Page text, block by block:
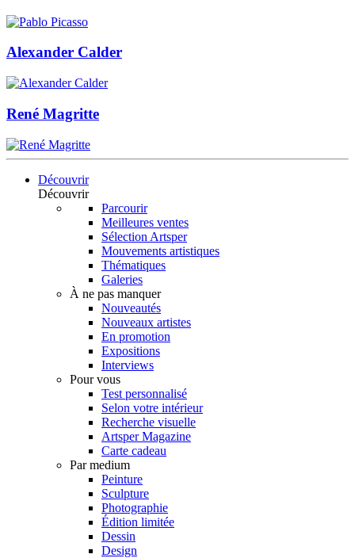
Alexander Calder
René Magritte
Découvrir
Découvrir
Parcourir
Meilleures ventes
Sélection Artsper
Mouvements artistiques
Thématiques
Galeries
À ne pas manquer
Nouveautés
Nouveaux artistes
En promotion
Expositions
Interviews
Pour vous
Test personnalisé
Selon votre intérieur
Recherche visuelle
Artsper Magazine
Carte cadeau
Par medium
Peinture
Sculpture
Photographie
Édition limitée
Dessin
Design